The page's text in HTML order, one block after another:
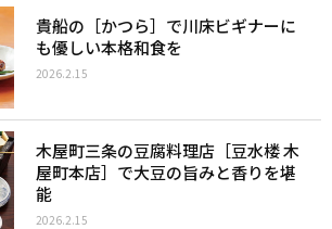
貴船の［かつら］で川床ビギナーに
も優しい本格和食を
2026.2.15
木屋町三条の豆腐料理店［豆水楼 木
屋町本店］で大豆の旨みと香りを堪
能
2026.2.15